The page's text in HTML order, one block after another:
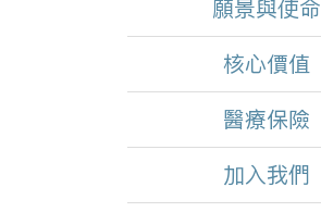
願景與使命
核心價值
醫療保險
加入我們